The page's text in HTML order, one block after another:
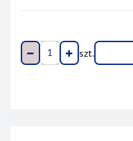
szt.